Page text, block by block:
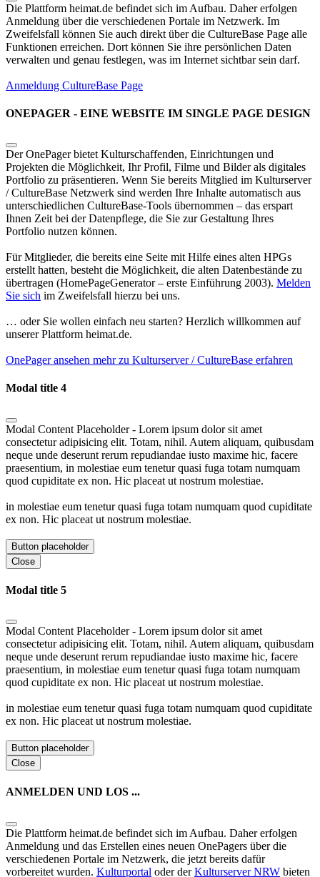
Die Plattform heimat.de befindet sich im Aufbau. Daher erfolgen
Anmeldung über die verschiedenen Portale im Netzwerk. Im
Zweifelsfall können Sie auch direkt über die CultureBase Page alle
Funktionen erreichen. Dort können Sie ihre persönlichen Daten
verwalten und genau festlegen, was im Internet sichtbar sein darf.
Anmeldung CultureBase Page
ONEPAGER - EINE WEBSITE IM SINGLE PAGE DESIGN
Der OnePager bietet Kulturschaffenden, Einrichtungen und
Projekten die Möglichkeit, Ihr Profil, Filme und Bilder als digitales
Portfolio zu präsentieren. Wenn Sie bereits Mitglied im Kulturserver
/ CultureBase Netzwerk sind werden Ihre Inhalte automatisch aus
unterschiedlichen CultureBase-Tools übernommen – das erspart
Ihnen Zeit bei der Datenpflege, die Sie zur Gestaltung Ihres
Portfolio nutzen können.
Für Mitglieder, die bereits eine Seite mit Hilfe eines alten HPGs
erstellt hatten, besteht die Möglichkeit, die alten Datenbestände zu
übertragen (HomePageGenerator – erste Einführung 2003). Melden
Sie sich im Zweifelsfall hierzu bei uns.
… oder Sie wollen einfach neu starten? Herzlich willkommen auf
unserer Plattform heimat.de.
OnePager ansehen mehr zu Kulturserver / CultureBase erfahren
Modal title 4
Modal Content Placeholder - Lorem ipsum dolor sit amet
consectetur adipisicing elit. Totam, nihil. Autem aliquam, quibusdam
neque unde deserunt rerum repudiandae iusto maxime hic, facere
praesentium, in molestiae eum tenetur quasi fuga totam numquam
quod cupiditate ex non. Hic placeat ut nostrum molestiae.
in molestiae eum tenetur quasi fuga totam numquam quod cupiditate
ex non. Hic placeat ut nostrum molestiae.
Button placeholder
Close
Modal title 5
Modal Content Placeholder - Lorem ipsum dolor sit amet
consectetur adipisicing elit. Totam, nihil. Autem aliquam, quibusdam
neque unde deserunt rerum repudiandae iusto maxime hic, facere
praesentium, in molestiae eum tenetur quasi fuga totam numquam
quod cupiditate ex non. Hic placeat ut nostrum molestiae.
in molestiae eum tenetur quasi fuga totam numquam quod cupiditate
ex non. Hic placeat ut nostrum molestiae.
Button placeholder
Close
ANMELDEN UND LOS ...
Die Plattform heimat.de befindet sich im Aufbau. Daher erfolgen
Anmeldung und das Erstellen eines neuen OnePagers über die
verschiedenen Portale im Netzwerk, die jetzt bereits dafür
vorbereitet wurden. Kulturportal oder derKulturserver NRW bieten